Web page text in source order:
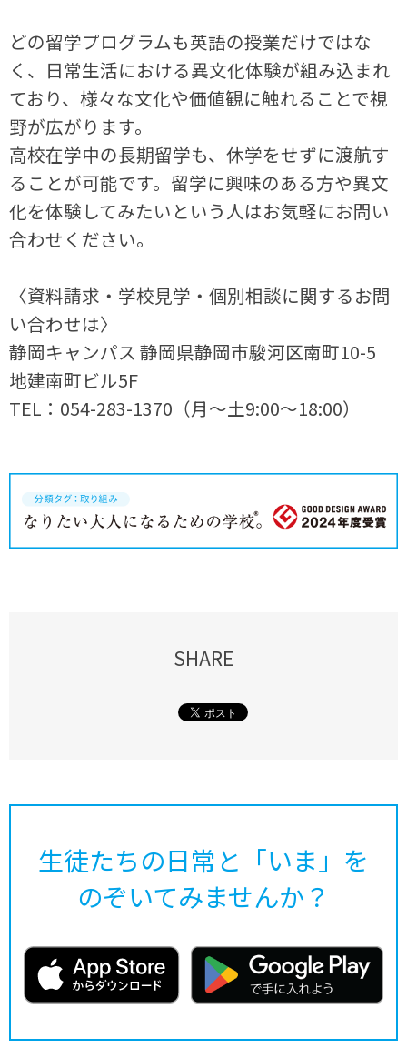
どの留学プログラムも英語の授業だけではな
く、日常生活における異文化体験が組み込まれ
ており、様々な文化や価値観に触れることで視
野が広がります。
高校在学中の長期留学も、休学をせずに渡航す
ることが可能です。留学に興味のある方や異文
化を体験してみたいという人はお気軽にお問い
合わせください。
〈資料請求・学校見学・個別相談に関するお問
い合わせは〉
静岡キャンパス 静岡県静岡市駿河区南町10-5
地建南町ビル5F
TEL：054-283-1370（月～土9:00～18:00）
SHARE
生徒たちの日常と「いま」を
のぞいてみませんか？